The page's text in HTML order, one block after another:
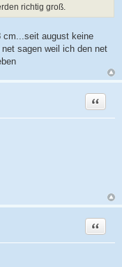
richtig groß.
cm...seit august keine
sagen weil ich den net
Zitat
Zitat